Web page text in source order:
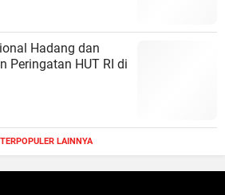
Hadang dan
Peringatan HUT RI di
TERPOPULER LAINNYA